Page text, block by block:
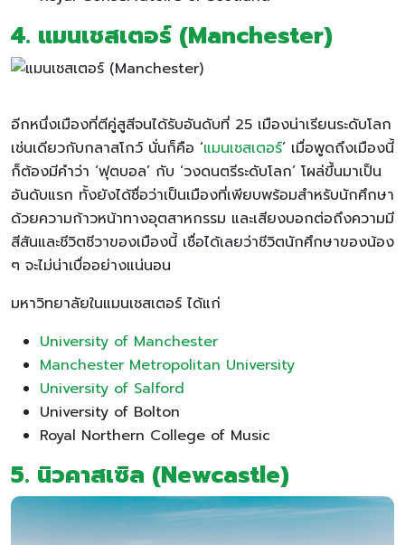
4. แมนเชสเตอร์ (Manchester)
อีกหนึ่งเมืองที่ตีคู่สูสีจนได้รับอันดับที่ 25 เมืองน่าเรียนระดับโลก
เช่นเดียวกับกลาสโกว์ นั่นก็คือ ‘แมนเชสเตอร์’ เมื่อพูดถึงเมืองนี้
ก็ต้องมีคำว่า ‘ฟุตบอล’ กับ ‘วงดนตรีระดับโลก’ โผล่ขึ้นมาเป็น
อันดับแรก ทั้งยังได้ชื่อว่าเป็นเมืองที่เพียบพร้อมสำหรับนักศึกษา
ด้วยความก้าวหน้าทางอุตสาหกรรม และเสียงบอกต่อถึงความมี
สีสันและชีวิตชีวาของเมืองนี้ เชื่อได้เลยว่าชีวิตนักศึกษาของน้อง
ๆ จะไม่น่าเบื่ออย่างแน่นอน
มหาวิทยาลัยในแมนเชสเตอร์ ได้แก่
University of Manchester
Manchester Metropolitan University
University of Salford
University of Bolton
Royal Northern College of Music
5. นิวคาสเซิล (Newcastle)